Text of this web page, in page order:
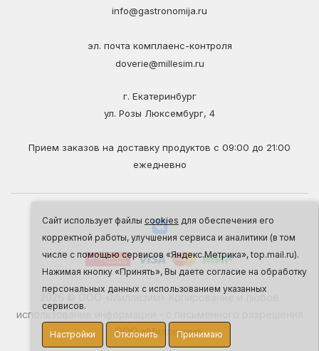
Сайт использует файлы cookies для обеспечения его
корректной работы, улучшения сервиса и аналитики (в том
числе с помощью сервисов «Яндекс.Метрика», top.mail.ru).
Нажимая кнопку «Принять», Вы даете согласие на обработку
персональных данных с использованием указанных
сервисов.
Настройки Отклонить Принимаю
info@gastronomija.ru
эл. почта комплаенс-контроля
doverie@millesim.ru
г. Екатеринбург
ул. Розы Люксембург, 4
Прием заказов на доставку продуктов с 09:00 до 21:00
ежедневно
2026 © ООО «Миллезим» Копирование и любое
использование информации - с письменного разрешения
ООО «Миллезим».